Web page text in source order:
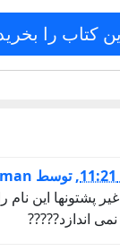
کتاب را
,توسط
پشتونها اين نام
اندازد?????